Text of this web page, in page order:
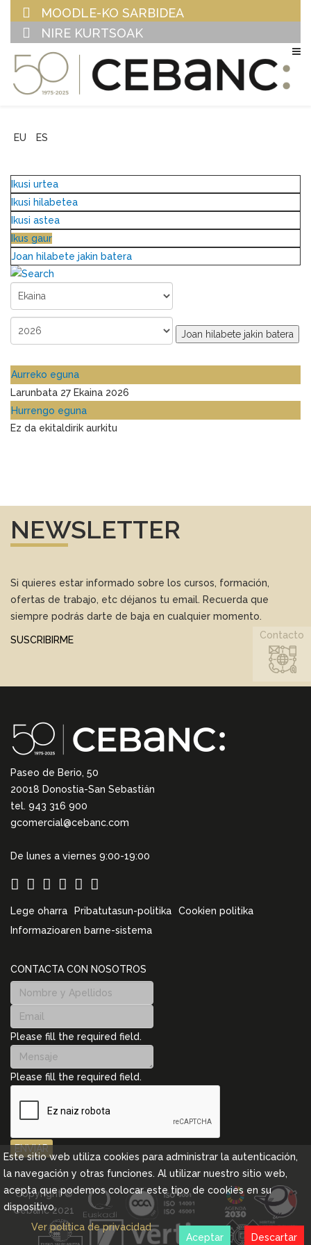
MOODLE-KO SARBIDEA
NIRE KURTSOAK
EU ES
Ikusi urtea
Ikusi hilabetea
Ikusi astea
Ikus gaur
Joan hilabete jakin batera
Joan hilabete jakin batera
Aurreko eguna
Larunbata 27 Ekaina 2026
Hurrengo eguna
Ez da ekitaldirik aurkitu
NEWSLETTER
Si quieres estar informado sobre los cursos, formación,
ofertas de trabajo, etc déjanos tu email. Recuerda que
siempre podrás darte de baja en cualquier momento.
SUSCRIBIRME
Paseo de Berio, 50
20018 Donostia-San Sebastián
tel. 943 316 900
gcomercial@cebanc.com
De lunes a viernes 9:00-19:00
Lege oharra Pribatutasun-politika
Cookien politika
Informazioaren barne-sistema
CONTACTA CON NOSOTROS
Please fill the required field.
Please fill the required field.
ENVIAR
Contacto
Copyright ©
Cebanc 2021
Este sitio web utiliza cookies para administrar la autenticación,
la navegación y otras funciones. Al utilizar nuestro sitio web,
acepta que podemos colocar este tipo de cookies en su
dispositivo.
Ver política de privacidad
Descartar
Aceptar